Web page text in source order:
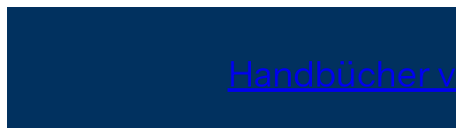
Handbücher